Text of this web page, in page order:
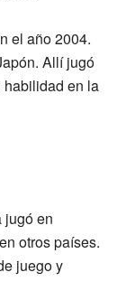
el año 2004.
Allí jugó
habilidad en la
jugó en
otros países.
juego y